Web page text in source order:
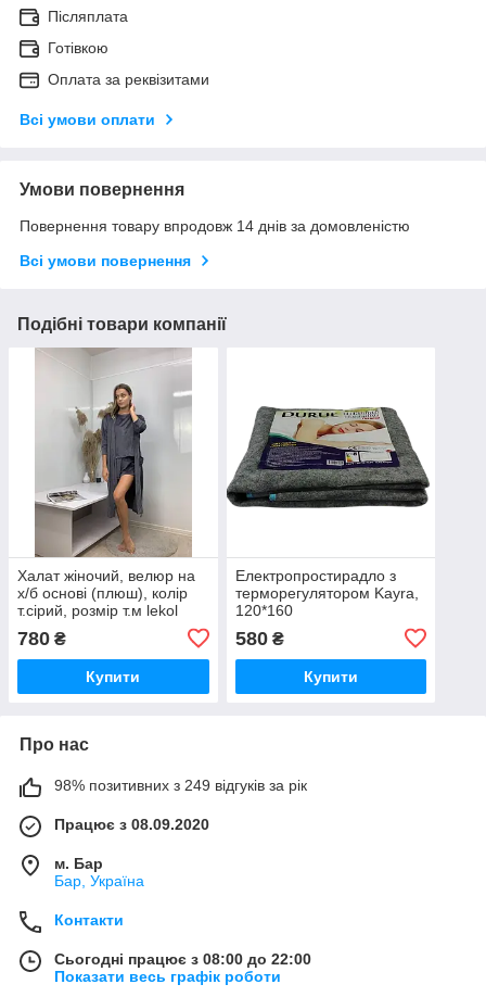
Післяплата
Готівкою
Оплата за реквізитами
Всі умови оплати
Умови повернення
Повернення товару впродовж 14 днів за домовленістю
Всі умови повернення
Подібні товари компанії
Халат жіночий, велюр на
х/б основі (плюш), колір
т.сірий, розмір т.м lekol
780 ₴
Купити
Електропростирадло з
терморегулятором Kayra,
120*160
580₴
Купити
Про нас
98% позитивних з 249 відгуків за рік
Працює з 08.09.2020
м. Бар
Бар, Україна
Контакти
Сьогодні працює з 08:00 до 22:00
Показати весь графік роботи